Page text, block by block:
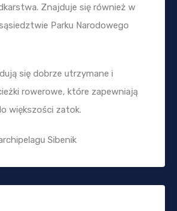
Znajduje się również w
Parku Narodowego
się dobrze utrzymane i
rowerowe, które zapewniają
większości zatok.
Sibenik